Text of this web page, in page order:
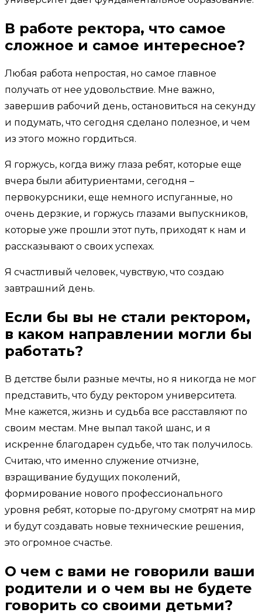
В работе ректора, что самое
сложное и самое интересное?
Любая работа непростая, но самое главное
получать от нее удовольствие. Мне важно,
завершив рабочий день, остановиться на секунду
и подумать, что сегодня сделано полезное, и чем
из этого можно гордиться.
Я горжусь, когда вижу глаза ребят, которые еще
вчера были абитуриентами, сегодня –
первокурсники, еще немного испуганные, но
очень дерзкие, и горжусь глазами выпускников,
которые уже прошли этот путь, приходят к нам и
рассказывают о своих успехах.
Я счастливый человек, чувствую, что создаю
завтрашний день.
Если бы вы не стали ректором,
в каком направлении могли бы
работать?
В детстве были разные мечты, но я никогда не мог
представить, что буду ректором университета.
Мне кажется, жизнь и судьба все расставляют по
своим местам. Мне выпал такой шанс, и я
искренне благодарен судьбе, что так получилось.
Считаю, что именно служение отчизне,
взращивание будущих поколений,
формирование нового профессионального
уровня ребят, которые по-другому смотрят на мир
и будут создавать новые технические решения,
это огромное счастье.
О чем с вами не говорили ваши
родители и о чем вы не будете
говорить со своими детьми?